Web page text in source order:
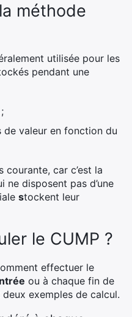
méthode
utilisée pour les
és pendant une
de valeur en fonction du
courante, car c’est la
ne disposent pas d’une
stockent leur
le CUMP ?
effectuer le
ou à chaque fin de
exemples de calcul.
×